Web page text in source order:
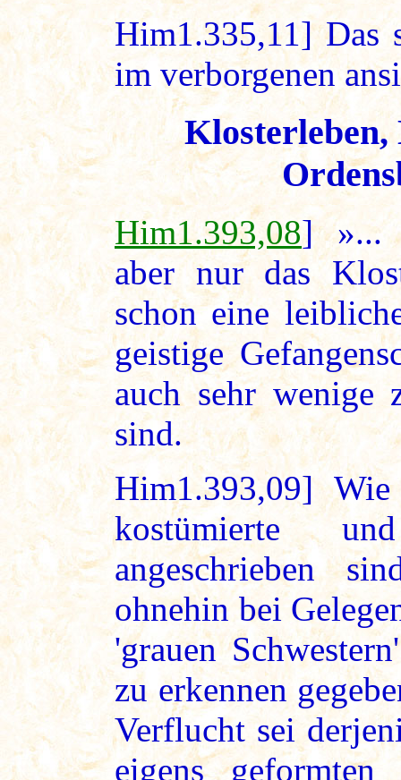
Him1.335,11] Das
im verborgenen
Him1.393,08] »...
aber nur das
schon eine
geistige
auch sehr wenige
sind.
Him1.393,09]
kostümierte
angeschrieben
ohnehin bei
'grauen
zu erkennen
Verflucht sei
eigens